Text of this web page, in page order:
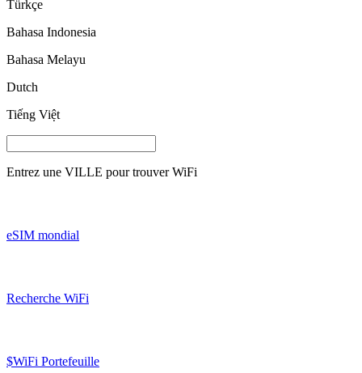
Türkçe
Bahasa Indonesia
Bahasa Melayu
Dutch
Tiếng Việt
Entrez une VILLE pour trouver WiFi
eSIM mondial
Recherche WiFi
$WiFi Portefeuille